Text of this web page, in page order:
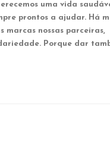
uma vida
prontos a ajudar. Há
marcas nossas parceiras,
Porque dar